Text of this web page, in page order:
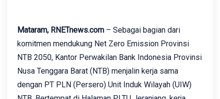
Mataram, RNETnews.com – Sebagai bagian dari
komitmen mendukung Net Zero Emission Provinsi
NTB 2050, Kantor Perwakilan Bank Indonesia Provinsi
Nusa Tenggara Barat (NTB) menjalin kerja sama
dengan PT PLN (Persero) Unit Induk Wilayah (UIW)